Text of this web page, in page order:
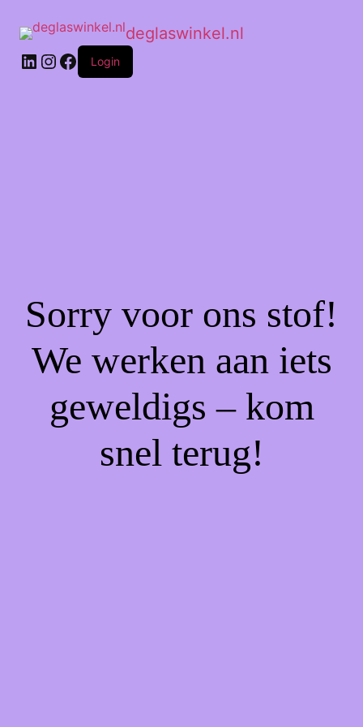
deglaswinkel.nl
Login
Sorry voor ons stof!
We werken aan iets
geweldigs – kom
snel terug!